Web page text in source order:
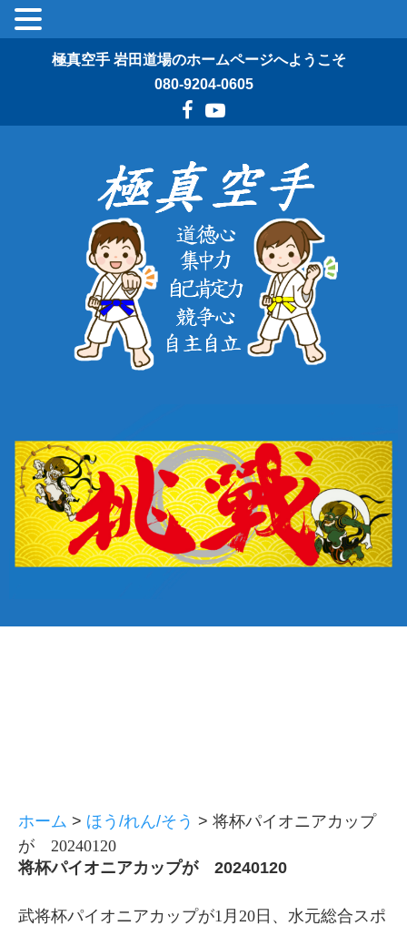
極真空手 岩田道場のホームページへようこそ
080-9204-0605
ホーム > ほう/れん/そう > 将杯パイオニアカップ
が 20240120
将杯パイオニアカップが 20240120
武将杯パイオニアカップが1月20日、水元総合スポ